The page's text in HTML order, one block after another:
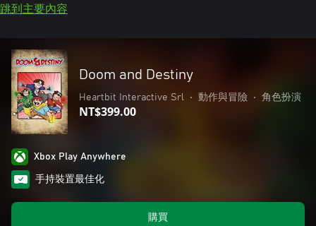
跳到主要內容
Doom and Destiny
Heartbit Interactive Srl • 動作與冒險 • 角色扮演
NT$399.00
Xbox Play Anywhere
手持裝置最佳化
購買